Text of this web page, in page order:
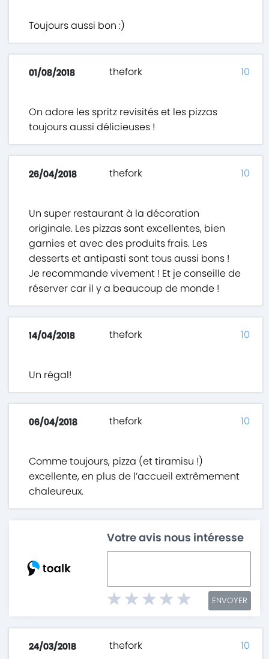
Toujours aussi bon :)
01/08/2018 thefork
On adore les spritz revisités et les pizzas
toujours aussi délicieuses !
10
26/04/2018 thefork
Un super restaurant à la décoration
originale. Les pizzas sont excellentes, bien
garnies et avec des produits frais. Les
desserts et antipasti sont tous aussi bons !
Je recommande vivement ! Et je conseille de
réserver car il y a beaucoup de monde !
10
14/04/2018 thefork
Un régal!
10
06/04/2018 thefork
Comme toujours, pizza (et tiramisu !)
excellente, en plus de l’accueil extrêmement
chaleureux.
10
Votre avis nous intéresse
ENVOYER
24/03/2018 thefork 10